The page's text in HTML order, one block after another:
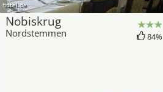
hotel.de
Nobiskrug
Nordstemmen 84%